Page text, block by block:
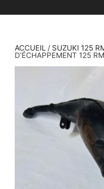
ACCUEIL / SUZUKI 125
D’ÉCHAPPEMENT 125